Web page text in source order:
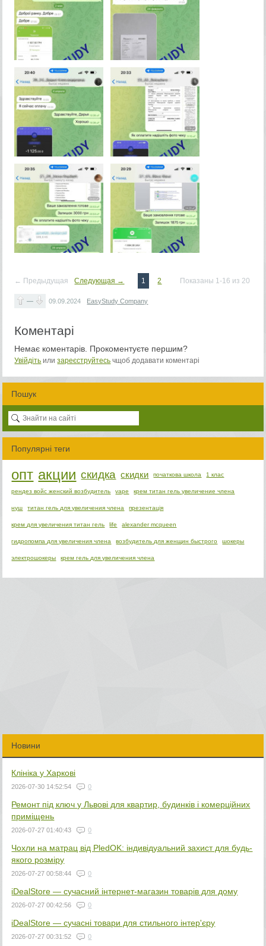
← Предыдущая Следующая → 1 2 Показаны 1-16 из 20
— 09.09.2024 EasyStudy Company
Коментарі
Немає коментарів. Прокоментуєте першим?
Увійдіть илизареєструйтесь чщоб додавати коментарі
Пошук
Популярні теги
опт акции скидка скидки початкова школа 1 клас
рендез войс женский возбудитель vape крем титан гель увеличение члена
нуш титан гель для увеличения члена презентація
крем для увеличения титан гель life alexander mcqueen
гидропомпа для увеличения члена возбудитель для женщин быстрого шокеры
электрошокеры крем гель для увеличения члена
Новини
Клініка у Харкові
2026-07-30 14:52:54 0
Ремонт під ключ у Львові для квартир, будинків і комерційних
приміщень
2026-07-27 01:40:43 0
Чохли на матрац від PledOK: індивідуальний захист для будь-
якого розміру
2026-07-27 00:58:44 0
iDealStore — сучасний інтернет-магазин товарів для дому
2026-07-27 00:42:56 0
iDealStore — сучасні товари для стильного інтер'єру
2026-07-27 00:31:52 0